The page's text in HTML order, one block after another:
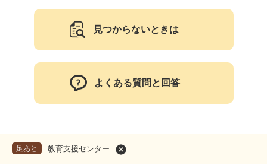
見つからないときは
よくある質問と回答
足あと 教育支援センター